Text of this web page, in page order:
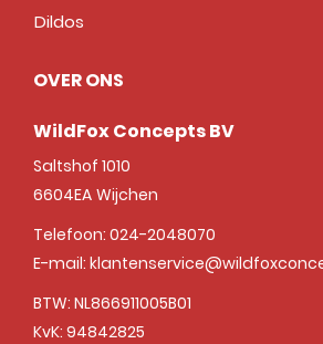
Dildos
OVER ONS
WildFox Concepts BV
Saltshof 1010
6604EA Wijchen
Telefoon: 024-2048070
E-mail:
BTW: NL866911005B01
KvK: 94842825